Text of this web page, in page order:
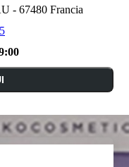
- 67480 Francia